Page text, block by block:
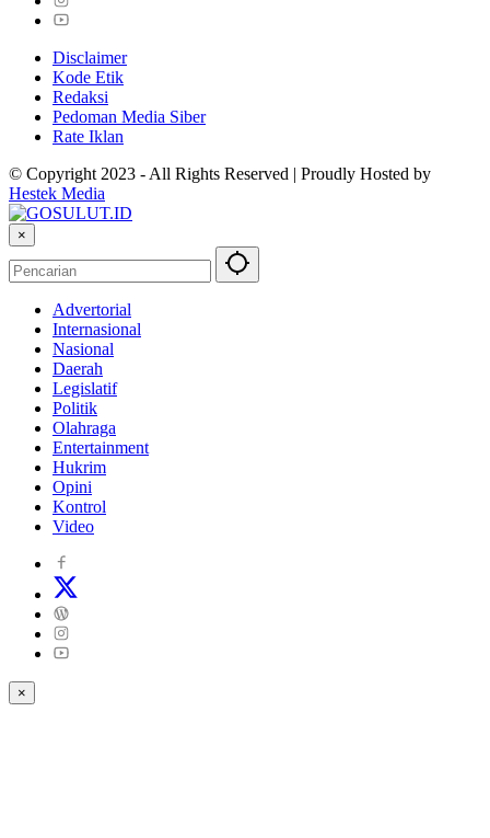
Disclaimer
Kode Etik
Redaksi
Pedoman Media Siber
Rate Iklan
© Copyright 2023 - All Rights Reserved | Proudly Hosted by
Hestek Media
×
Advertorial
Internasional
Nasional
Daerah
Legislatif
Politik
Olahraga
Entertainment
Hukrim
Opini
Kontrol
Video
×